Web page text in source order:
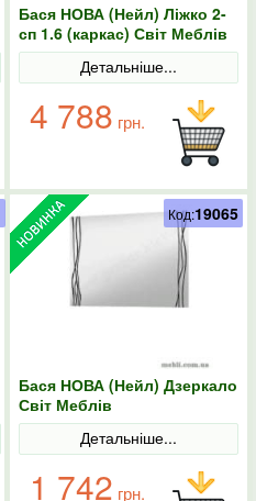
Бася НОВА (Нейл) Ліжко 2-
сп 1.6 (каркас) Світ Меблів
Детальніше...
4 788 грн.
Бася НОВА (Нейл) Дзеркало
Світ Меблів
Детальніше...
1 742 грн.
Код:19065